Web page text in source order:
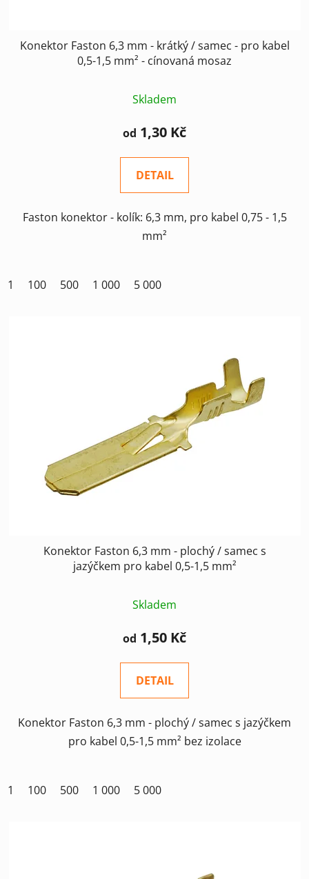
Konektor Faston 6,3 mm - krátký / samec - pro kabel
0,5-1,5 mm² - cínovaná mosaz
Skladem
od 1,30 Kč
DETAIL
Faston konektor - kolík: 6,3 mm, pro kabel 0,75 - 1,5
mm²
1 100 500 1 000 5 000
Konektor Faston 6,3 mm - plochý / samec s
jazýčkem pro kabel 0,5-1,5 mm²
Skladem
od 1,50 Kč
DETAIL
Konektor Faston 6,3 mm - plochý / samec s jazýčkem
pro kabel 0,5-1,5 mm² bez izolace
1 100 500 1 000 5 000